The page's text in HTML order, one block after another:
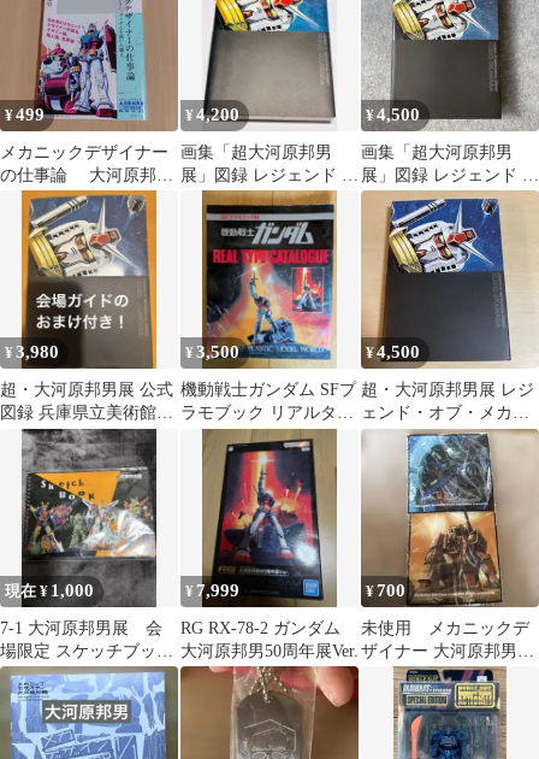
¥499
メカニックデザイナー
の仕事論 大河原邦
男 光文社新書
¥4,200
画集「超大河原邦男
展」図録 レジェンド オ
ブ メカデザイン
¥4,500
画集「超大河原邦男
展」図録 レジェンド オ
ブ メカデザイン B5
判、352ページ
¥3,980
超・大河原邦男展 公式
図録 兵庫県立美術館
2013 オマケ付き
¥3,500
機動戦士ガンダム SFプ
ラモブック リアルタイ
プカタログ 大河原邦男
¥4,500
超・大河原邦男展 レジ
ェンド・オブ・メカデ
ザイン 図録
現在 ¥ 1,000
7-1 大河原邦男展 会
場限定 スケッチブック
ガンダム 逆転王
¥ 7,999
RG RX-78-2 ガンダム
大河原邦男50周年展Ver.
¥700
未使用 メカニックデ
ザイナー 大河原邦男
展 ダブルクロスミニ
タオル 2枚セット